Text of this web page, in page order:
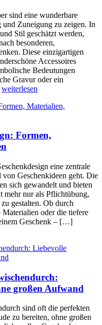
sind eine wunderbare
Zuneigung zu zeigen. In
Stil geschätzt werden,
besonderen,
Diese einzigartigen
Accessoires
Bedeutungen
Gravur oder ein
weiterlesen
Formen,
eine zentrale
Geschenkideen geht. Die
sich gewandelt und bieten
mehr nur als Pflichtübung,
gestalten. Ob durch
oder die tiefere
Geschenk – […]
großen Aufwand
sind oft die perfekten
zu bereiten, ohne großen